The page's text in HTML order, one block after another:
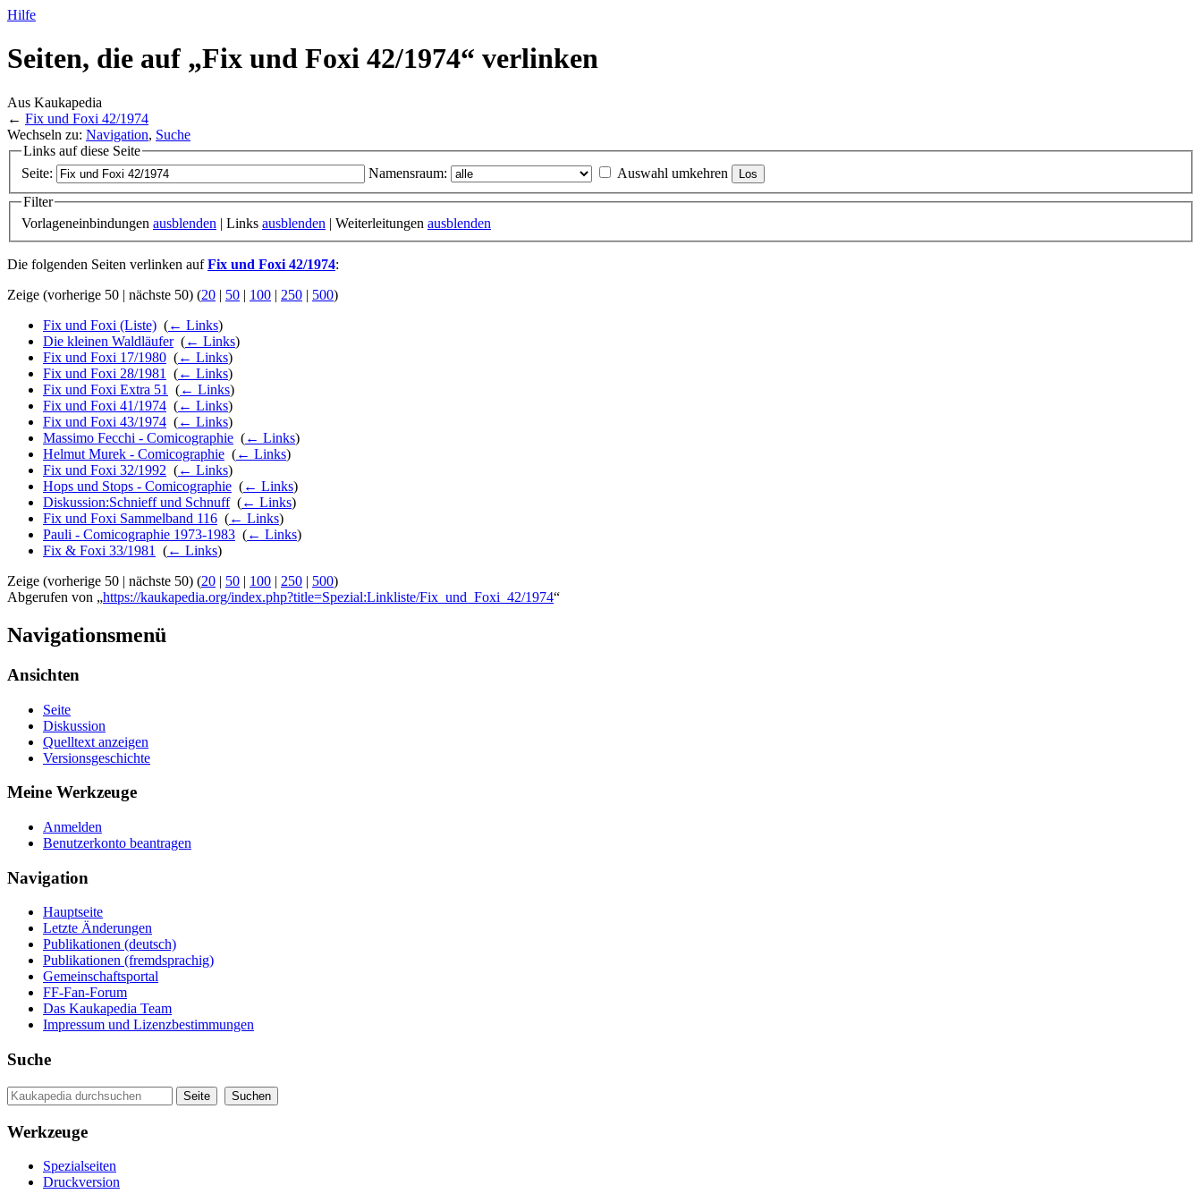
Hilfe
Seiten, die auf „Fix und Foxi 42/1974“ verlinken
Aus Kaukapedia
← Fix und Foxi 42/1974
Wechseln zu: Navigation, Suche
Links auf diese Seite
Seite:
Namensraum:
Auswahl umkehren
Filter
Vorlageneinbindungen ausblenden | Links ausblenden | Weiterleitungen ausblenden
Die folgenden Seiten verlinken aufFix und Foxi 42/1974:
Zeige (vorherige 50 | nächste 50) (20 | 50 | 100 | 250 | 500)
Fix und Foxi (Liste) (← Links)
Die kleinen Waldläufer‎ (← Links)
Fix und Foxi 17/1980 (← Links)
Fix und Foxi 28/1981
(← Links)
Fix und Foxi Extra 51
(← Links)
Fix und Foxi 41/1974 (← Links)
Fix und Foxi 43/1974 (← Links)
Massimo Fecchi - Comicographie (← Links)
Helmut Murek - Comicographie (← Links)
Fix und Foxi 32/1992 (← Links)
Hops und Stops - Comicographie (← Links)
Diskussion:Schnieff und Schnuff‎ (← Links)
Fix und Foxi Sammelband 116 (← Links)
Pauli - Comicographie 1973-1983 (← Links)
Fix & Foxi 33/1981
(← Links)
Zeige (vorherige 50 | nächste 50) (20 | 50 | 100 | 250 | 500)
Abgerufen von „https://kaukapedia.org/index.php?title=Spezial:Linkliste/Fix_und_Foxi_42/1974“
Navigationsmenü
Ansichten
Seite
Diskussion
Quelltext anzeigen
Versionsgeschichte
Meine Werkzeuge
Anmelden
Benutzerkonto beantragen
Navigation
Hauptseite
Letzte Änderungen
Publikationen (deutsch)
Publikationen (fremdsprachig)
Gemeinschaftsportal
FF-Fan-Forum
Das Kaukapedia Team
Impressum und Lizenzbestimmungen
Suche
Werkzeuge
Spezialseiten
Druckversion